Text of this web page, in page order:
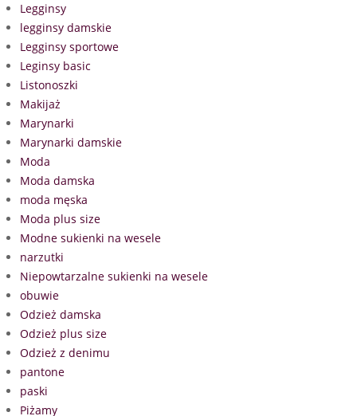
Legginsy
legginsy damskie
Legginsy sportowe
Leginsy basic
Listonoszki
Makijaż
Marynarki
Marynarki damskie
Moda
Moda damska
moda męska
Moda plus size
Modne sukienki na wesele
narzutki
Niepowtarzalne sukienki na wesele
obuwie
Odzież damska
Odzież plus size
Odzież z denimu
pantone
paski
Piżamy